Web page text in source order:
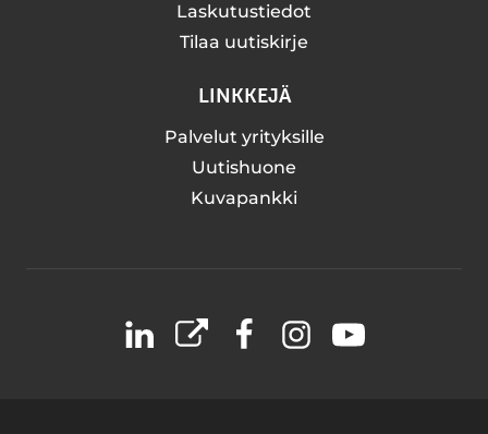
Laskutustiedot
Tilaa uutiskirje
LINKKEJÄ
Palvelut yrityksille
Uutishuone
Kuvapankki
LinkedIn
X FacebookInstagramYouTube